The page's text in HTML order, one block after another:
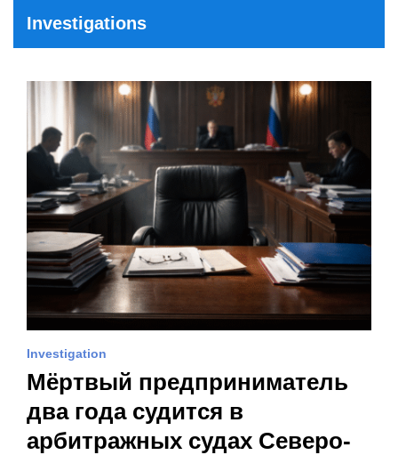
Investigations
Investigation
Мёртвый предприниматель
два года судится в
арбитражных судах Северо-